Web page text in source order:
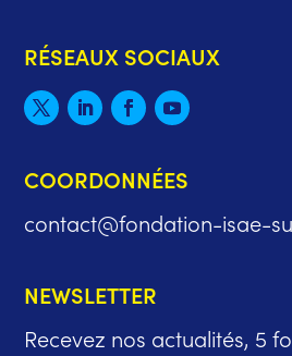
RÉSEAUX SOCIAUX
COORDONNÉES
contact@fondation-isae-
NEWSLETTER
Recevez nos actualités, 5